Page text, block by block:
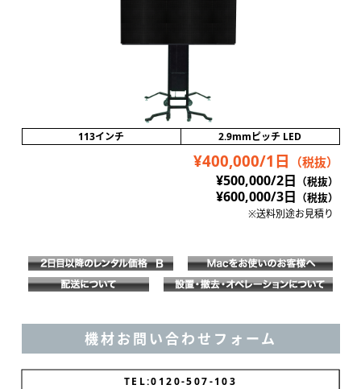
113インチ 2.9mmピッチ LED
¥400,000/1日 （税抜）
¥500,000/2日 （税抜）
¥600,000/3日 （税抜）
※送料別途お見積り
機材お問い合わせフォーム
TEL:0120-037-103